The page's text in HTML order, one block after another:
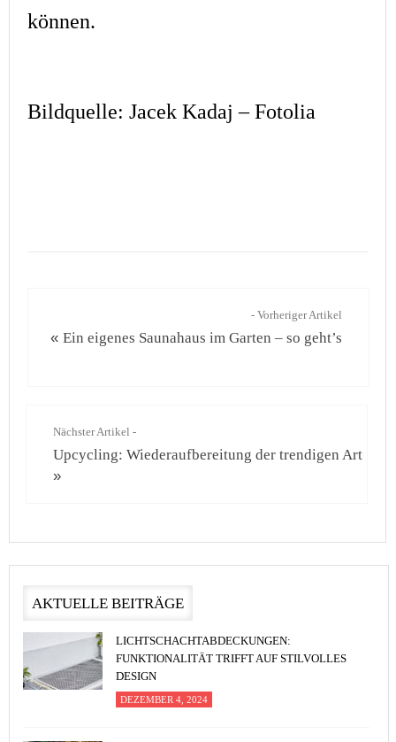
können.
Bildquelle: Jacek Kadaj – Fotolia
- Vorheriger Artikel
«Ein eigenes Saunahaus im Garten – so geht’s
Nächster Artikel -
Upcycling: Wiederaufbereitung der trendigen Art
»
AKTUELLE BEITRÄGE
LICHTSCHACHTABDECKUNGEN:
FUNKTIONALITÄT TRIFFT AUF STILVOLLES
DESIGN
DEZEMBER 4, 2024